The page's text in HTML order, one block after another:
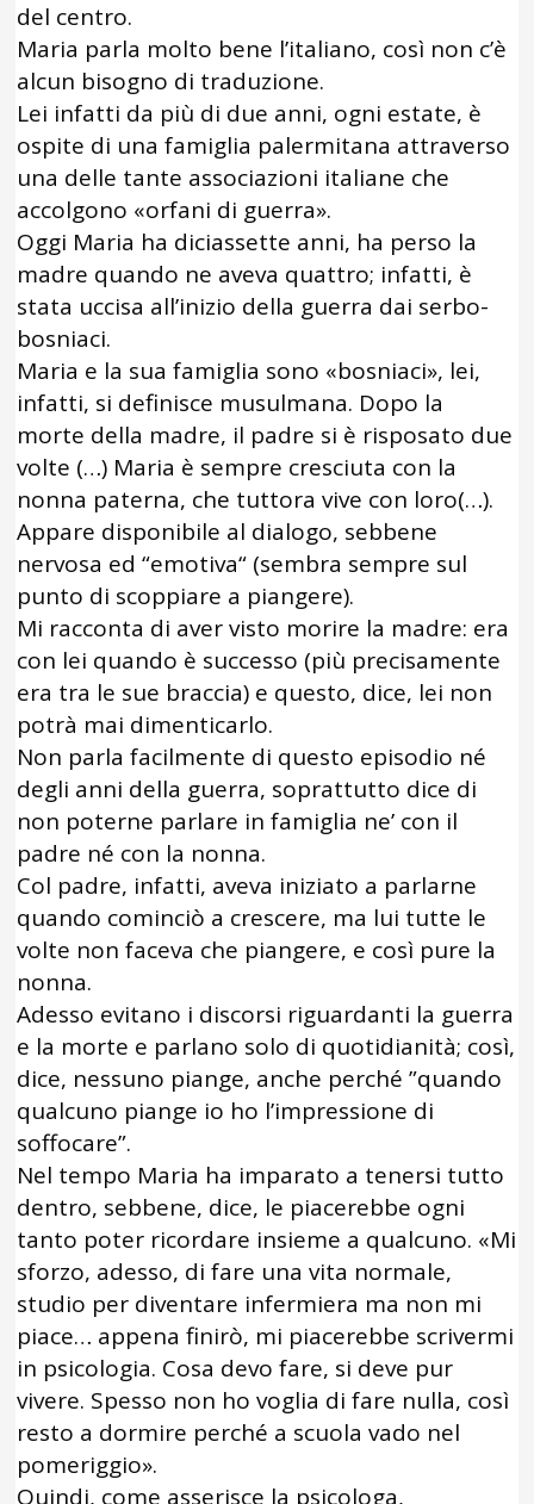
del centro.
Maria parla molto bene l’italiano, così non c’è
alcun bisogno di traduzione.
Lei infatti da più di due anni, ogni estate, è
ospite di una famiglia palermitana attraverso
una delle tante associazioni italiane che
accolgono «orfani di guerra».
Oggi Maria ha diciassette anni, ha perso la
madre quando ne aveva quattro; infatti, è
stata uccisa all’inizio della guerra dai serbo-
bosniaci.
Maria e la sua famiglia sono «bosniaci», lei,
infatti, si definisce musulmana. Dopo la
morte della madre, il padre si è risposato due
volte (…) Maria è sempre cresciuta con la
nonna paterna, che tuttora vive con loro(…).
Appare disponibile al dialogo, sebbene
nervosa ed “emotiva“ (sembra sempre sul
punto di scoppiare a piangere).
Mi racconta di aver visto morire la madre: era
con lei quando è successo (più precisamente
era tra le sue braccia) e questo, dice, lei non
potrà mai dimenticarlo.
Non parla facilmente di questo episodio né
degli anni della guerra, soprattutto dice di
non poterne parlare in famiglia ne’ con il
padre né con la nonna.
Col padre, infatti, aveva iniziato a parlarne
quando cominciò a crescere, ma lui tutte le
volte non faceva che piangere, e così pure la
nonna.
Adesso evitano i discorsi riguardanti la guerra
e la morte e parlano solo di quotidianità; così,
dice, nessuno piange, anche perché ”quando
qualcuno piange io ho l’impressione di
soffocare”.
Nel tempo Maria ha imparato a tenersi tutto
dentro, sebbene, dice, le piacerebbe ogni
tanto poter ricordare insieme a qualcuno. «Mi
sforzo, adesso, di fare una vita normale,
studio per diventare infermiera ma non mi
piace… appena finirò, mi piacerebbe scrivermi
in psicologia. Cosa devo fare, si deve pur
vivere. Spesso non ho voglia di fare nulla, così
resto a dormire perché a scuola vado nel
pomeriggio».
Quindi, come asserisce la psicologa,